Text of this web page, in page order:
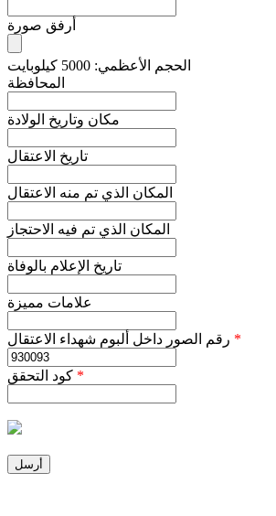
أرفق صورة
الحجم الأعظمي: 5000 كيلوبايت
المحافظة
مكان وتاريخ الولادة
تاريخ الاعتقال
المكان الذي تم منه الاعتقال
المكان الذي تم فيه الاحتجاز
تاريخ الإعلام بالوفاة
علامات مميزة
*
*